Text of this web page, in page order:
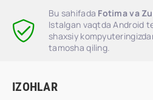
Bu sahifada Fotima va
Istalgan vaqtda Android
shaxsiy
tamosha qiling.
IZOHLAR